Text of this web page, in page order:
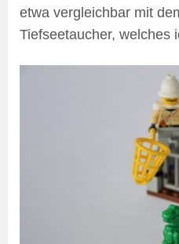
etwa vergleichbar mit
Tiefseetaucher, welches